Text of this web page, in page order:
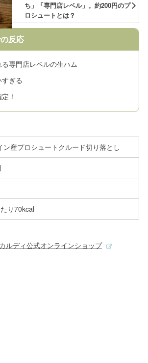
ち」「専門店レベル」。約200円のプ
ロシュートとは？
反応
る専門店レベルの生ハム
ぎる
！
ン産プロシュートクルード切り落とし
り70kcal
ルディ公式オンラインショップ